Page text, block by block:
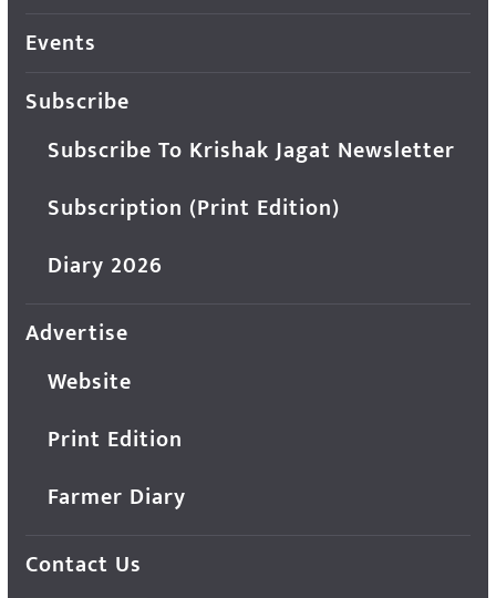
Events
Subscribe
Subscribe To Krishak Jagat Newsletter
Subscription (Print Edition)
Diary 2026
Advertise
Website
Print Edition
Farmer Diary
Contact Us